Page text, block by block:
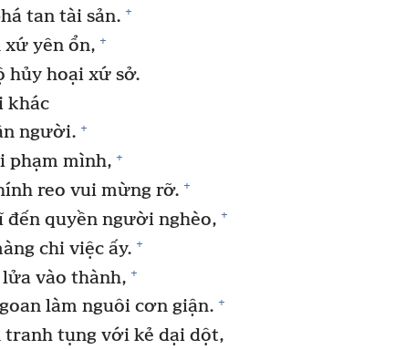
tan tài sản. +
yên ổn, +
hủy hoại xứ sở.
khác
người. +
phạm mình, +
reo vui mừng rỡ. +
quyền người nghèo, +
chi việc ấy. +
vào thành, +
làm nguôi cơn giận. +
tụng với kẻ dại dột,